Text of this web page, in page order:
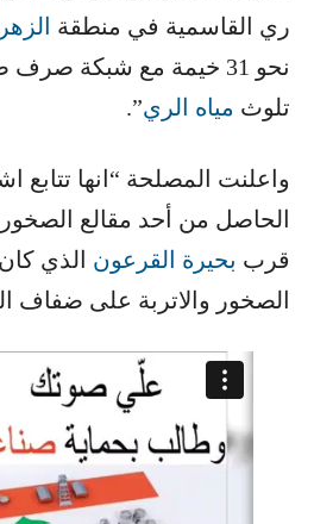
ري القاسمية في منطقة ​
تلوث ​ مياه الري​”.
واعلنت المصلحة “انها تتابع
الحاصل من أحد مقالع
قرب ​ بحيرة القرعون
الذي
الصخور والاتربة على ضفاف